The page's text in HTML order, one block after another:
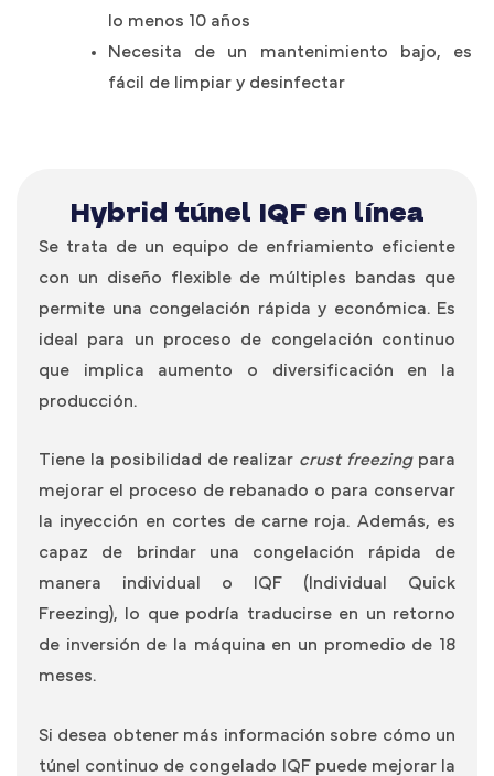
lo menos 10 años
Necesita de un mantenimiento bajo, es
fácil de limpiar y desinfectar
Hybrid túnel IQF en línea
Se trata de un equipo de enfriamiento eficiente
con un diseño flexible de múltiples bandas que
permite una congelación rápida y económica. Es
ideal para un proceso de congelación continuo
que implica aumento o diversificación en la
producción.
Tiene la posibilidad de realizar crust freezingpara
mejorar el proceso de rebanado o para conservar
la inyección en cortes de carne roja. Además, es
capaz de brindar una congelación rápida de
manera individual o IQF (Individual Quick
Freezing), lo que podría traducirse en un retorno
de inversión de la máquina en un promedio de 18
meses.
Si desea obtener más información sobre cómo un
túnel continuo de congelado IQFpuede mejorar la